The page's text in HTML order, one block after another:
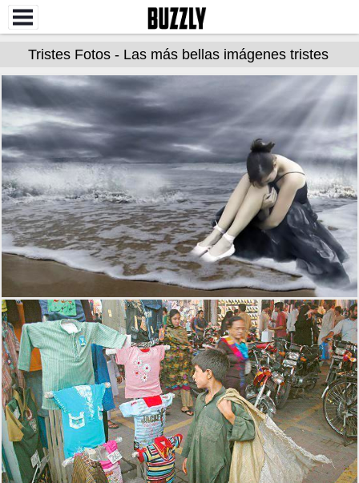
Tristes Fotos - Las más bellas imágenes tristes